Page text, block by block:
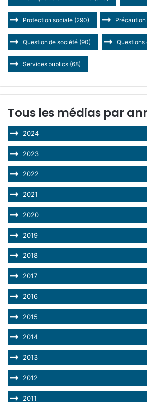
Protection sociale (290) Précaution
Question de société (90) Questions
Services publics (68)
Tous les médias par
2024
2023
2022
2021
2020
2019
2018
2017
2016
2015
2014
2013
2012
2011